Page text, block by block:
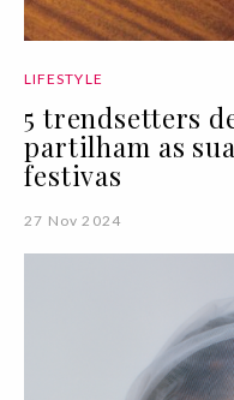
LIFESTYLE
5 trendsetters
partilham as
festivas
27 Nov 2024